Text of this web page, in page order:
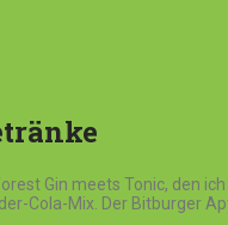
Gin meets Tonic, den
Cola-Mix. Der